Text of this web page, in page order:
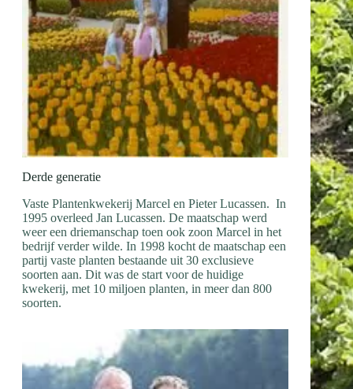
Derde generatie
Vaste Plantenkwekerij Marcel en Pieter Lucassen. In
1995 overleed Jan Lucassen. De maatschap werd
weer een driemanschap toen ook zoon Marcel in het
bedrijf verder wilde. In 1998 kocht de maatschap een
partij vaste planten bestaande uit 30 exclusieve
soorten aan. Dit was de start voor de huidige
kwekerij, met 10 miljoen planten, in meer dan 800
soorten.